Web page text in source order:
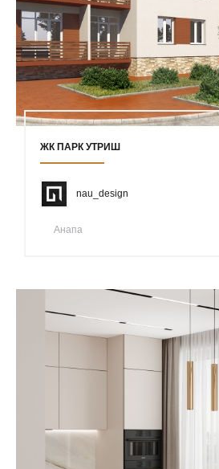
ЖК ПАРК УТРИШ
nau_design
Анапа